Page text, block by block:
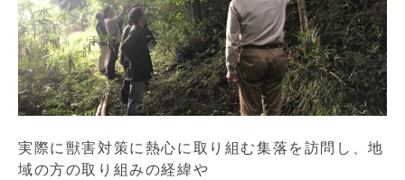
実際に獣害対策に熱心に取り組む集落を訪問し、地
域の方の取り組みの経緯や